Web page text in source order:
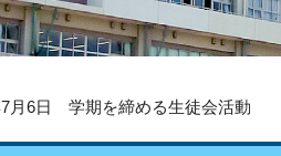
月6日 学期を締める生徒会活動